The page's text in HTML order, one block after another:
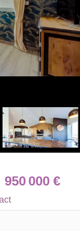
950 000 €